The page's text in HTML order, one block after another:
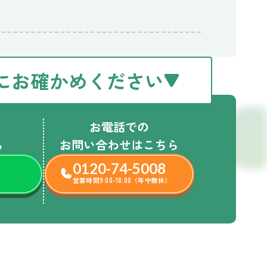
お電話での
お問い合わせはこちら
0120-74-5008
営業時間9:00-18:00（年中無休）
お確かめください